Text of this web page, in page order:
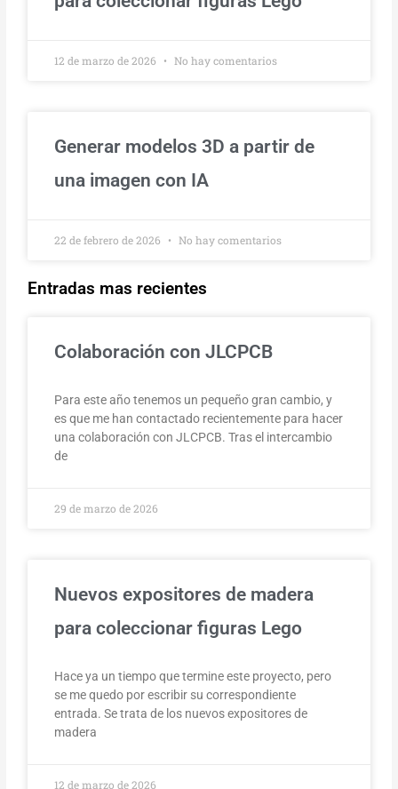
12 de marzo de 2026 No hay comentarios
Generar modelos 3D a partir de
una imagen con IA
22 de febrero de 2026 No hay comentarios
Entradas mas recientes
Colaboración con JLCPCB
Para este año tenemos un pequeño gran cambio, y
es que me han contactado recientemente para hacer
una colaboración con JLCPCB. Tras el intercambio
de
29 de marzo de 2026
Nuevos expositores de madera
para coleccionar figuras Lego
Hace ya un tiempo que termine este proyecto, pero
se me quedo por escribir su correspondiente
entrada. Se trata de los nuevos expositores de
madera
12 de marzo de 2026